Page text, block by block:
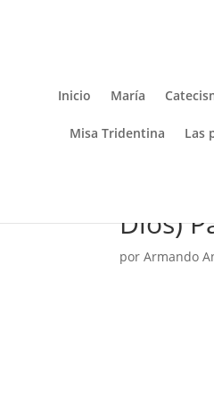
Inicio María
Misa Tridentina Las
Dios)
porArmando